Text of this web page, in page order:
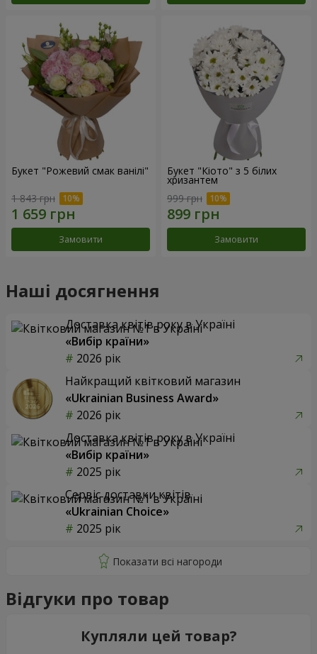
Букет "Рожевий смак ванілі"
1 843 грн
Замовити
Букет "Кіото" з 5 білих
хризантем
999 грн
Замовити
Наші досягнення
Доставка квітів року в Україні
«Вибір країни»
2026 рік
Найкращий квітковий магазин
«Ukrainian Business Award»
2026 рік
Доставка квітів року в Україні
«Вибір країни»
2025 рік
Сервіс доставки квітів
«Ukrainian Choice»
2025 рік
Відгуки про товар
Купляли цей товар?